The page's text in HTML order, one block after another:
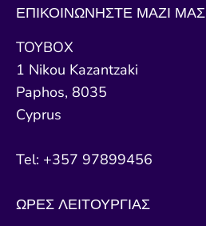
ΕΠΙΚΟΙΝΩΝΗΣΤΕ ΜΑΖΙ ΜΑΣ
TOYBOX
1 Nikou Kazantzaki
Paphos, 8035
Cyprus
Tel: +357 97899456
ΩΡΕΣ ΛΕΙΤΟΥΡΓΙΑΣ